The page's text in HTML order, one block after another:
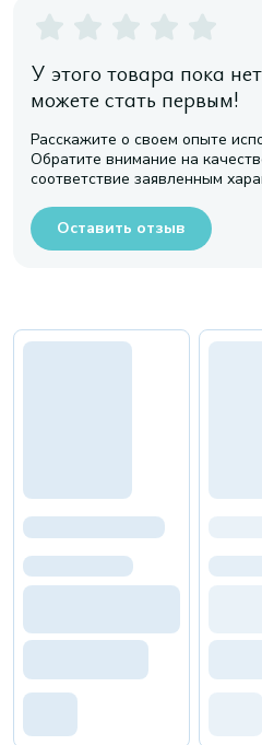
У этого товара пока
можете стать первым!
Расскажите о своем опыте
Обратите внимание на
соответствие заявленным
Оставить отзыв